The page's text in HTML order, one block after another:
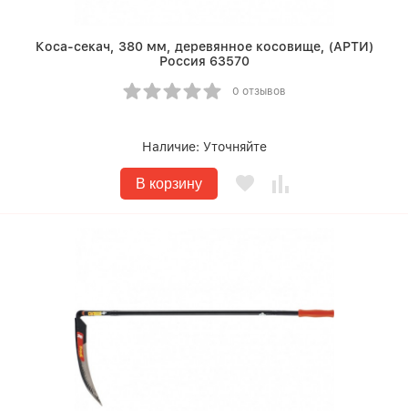
Коса-секач, 380 мм, деревянное косовище, (АРТИ)
Россия 63570
0 отзывов
Наличие: Уточняйте
В корзину